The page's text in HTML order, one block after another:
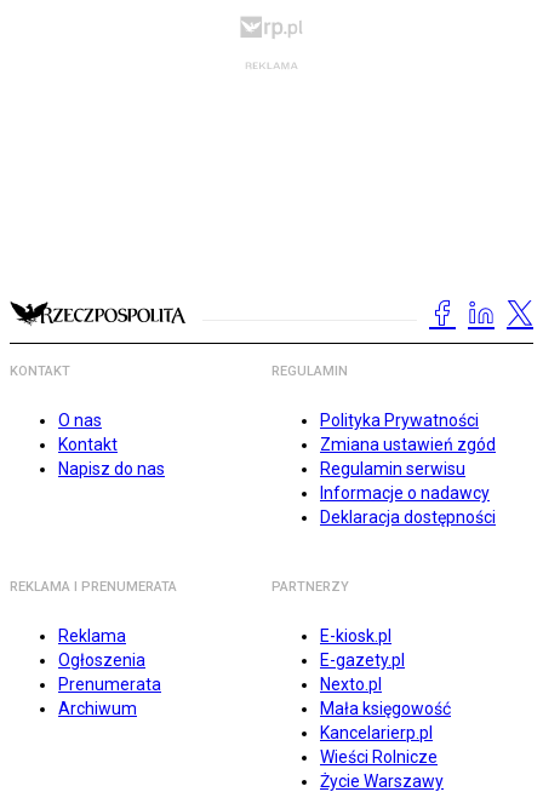
KONTAKT
O nas
Kontakt
Napisz do nas
REGULAMIN
Polityka Prywatności
Zmiana ustawień zgód
Regulamin serwisu
Informacje o nadawcy
Deklaracja dostępności
REKLAMA I PRENUMERATA
Reklama
Ogłoszenia
Prenumerata
Archiwum
PARTNERZY
E-kiosk.pl
E-gazety.pl
Nexto.pl
Mała księgowość
Kancelarierp.pl
Wieści Rolnicze
Życie Warszawy